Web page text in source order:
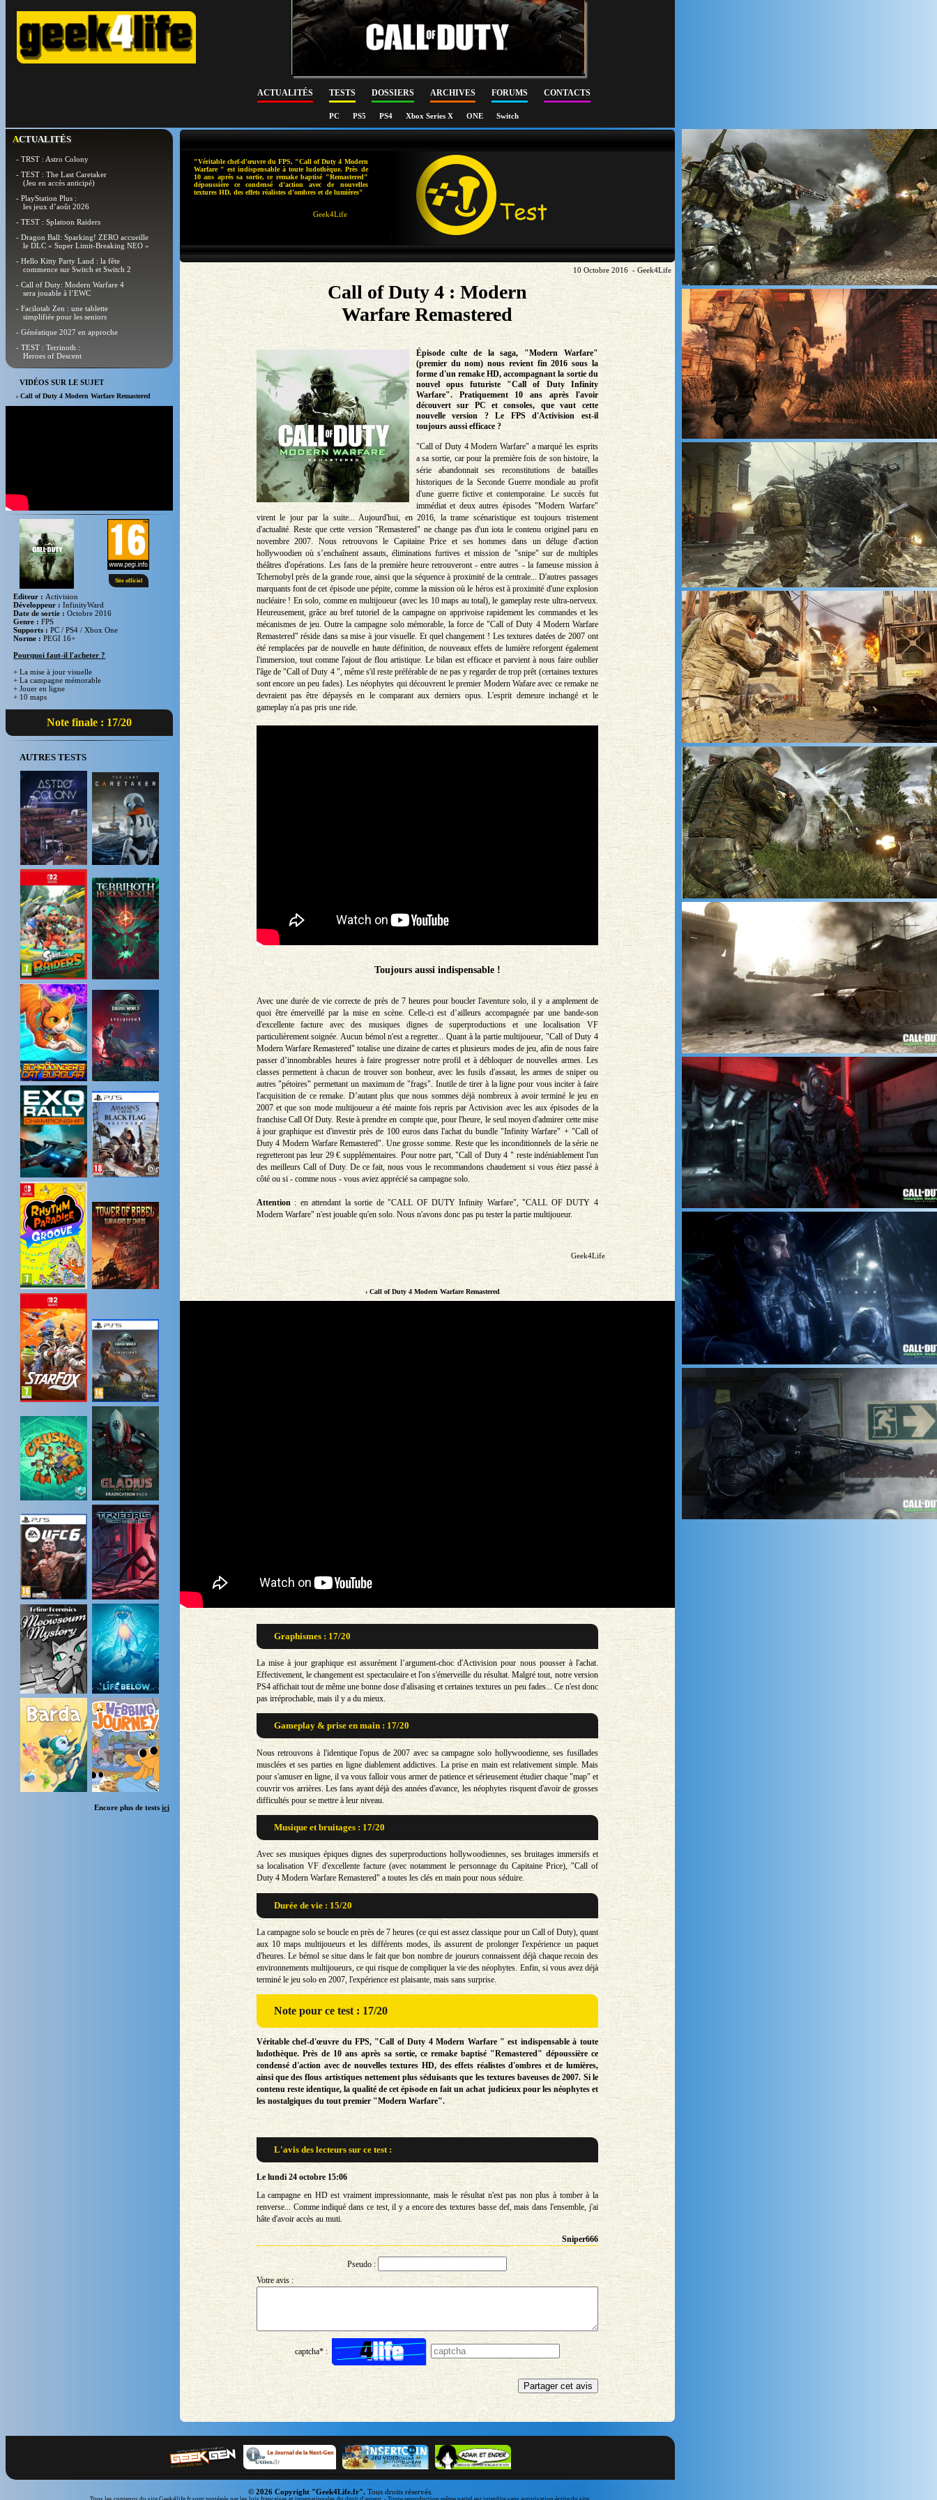
ACTUALITÉS TESTS DOSSIERS ARCHIVES FORUMS CONTACTS
PC PS5 PS4 Xbox Series X ONE Switch
ACTUALITÉS
- TRST : Astro Colony
- TEST : The Last Caretaker
(Jeu en accès anticipé)
- PlayStation Plus :
les jeux d’août 2026
- TEST : Splatoon Raiders
- Dragon Ball: Sparking! ZERO accueille
le DLC « Super Limit-Breaking NEO »
- Hello Kitty Party Land : la fête
commence sur Switch et Switch 2
- Call of Duty: Modern Warfare 4
sera jouable à l’EWC
- Facilotab Zen : une tablette
simplifiée pour les seniors
- Généatique 2027 en approche
- TEST : Terrinoth :
Heroes of Descent
VIDÉOS SUR LE SUJET
› Call of Duty 4 Modern Warfare Remastered
Site officiel
Editeur : Activision
Développeur :InfinityWard
Date de sortie :Octobre 2016
Genre :FPS
Supports :PC / PS4 / Xbox One
Norme :PEGI 16+
Pourquoi faut-il l'acheter ?
+ La mise à jour visuelle
+ La campagne mémorable
+ Jouer en ligne
+ 10 maps
Note finale : 17/20
AUTRES TESTS
Encore plus de tests ici
"Véritable chef-d'œuvre du FPS, "Call of Duty 4 Modern
Warfare " est indispensable à toute ludothèque. Près de
10 ans après sa sortie, ce remake baptisé "Remastered"
dépoussière ce condensé d'action avec de nouvelles
textures HD, des effets réalistes d'ombres et de lumières"
Geek4Life
10 Octobre 2016 - Geek4Life
Call of Duty 4 : Modern
Warfare Remastered
Épisode culte de la saga, "Modern Warfare"
(premier du nom) nous revient fin 2016 sous la
forme d'un remake HD, accompagnant la sortie du
nouvel opus futuriste "Call of Duty Infinity
Warfare". Pratiquement 10 ans après l'avoir
découvert sur PC et consoles, que vaut cette
nouvelle version ? Le FPS d'Activision est-il
toujours aussi efficace ?
"Call of Duty 4 Modern Warfare" a marqué les esprits
a sa sortie, car pour la première fois de son histoire, la
série abandonnait ses reconstitutions de batailles
historiques de la Seconde Guerre mondiale au profit
d'une guerre fictive et contemporaine. Le succès fut
immédiat et deux autres épisodes "Modern Warfare"
virent le jour par la suite... Aujourd'hui, en 2016, la trame scénaristique est toujours tristement
d'actualité. Reste que cette version "Remastered" ne change pas d'un iota le contenu originel paru en
novembre 2007. Nous retrouvons le Capitaine Price et ses hommes dans un déluge d'action
hollywoodien où s’enchaînent assauts, éliminations furtives et mission de "snipe" sur de multiples
théâtres d'opérations. Les fans de la première heure retrouveront - entre autres - la fameuse mission à
Tchernobyl près de la grande roue, ainsi que la séquence à proximité de la centrale... D'autres passages
marquants font de cet épisode une pépite, comme la mission où le héros est à proximité d'une explosion
nucléaire ! En solo, comme en multijoueur (avec les 10 maps au total), le gameplay reste ultra-nerveux.
Heureusement, grâce au bref tutoriel de la campagne on apprivoise rapidement les commandes et les
mécanismes de jeu. Outre la campagne solo mémorable, la force de "Call of Duty 4 Modern Warfare
Remastered" réside dans sa mise à jour visuelle. Et quel changement ! Les textures datées de 2007 ont
été remplacées par de nouvelle en haute définition, de nouveaux effets de lumière reforgent également
l'immersion, tout comme l'ajout de flou artistique. Le bilan est efficace et parvient à nous faire oublier
l'âge de "Call of Duty 4 ", même s'il reste préférable de ne pas y regarder de trop prêt (certaines textures
sont encore un peu fades). Les néophytes qui découvrent le premier Modern Wafare avec ce remake ne
devraient pas être dépaysés en le comparant aux derniers opus. L'esprit demeure inchangé et le
gameplay n'a pas pris une ride.
Toujours aussi indispensable !
Avec une durée de vie correcte de près de 7 heures pour boucler l'aventure solo, il y a amplement de
quoi être émerveillé par la mise en scène. Celle-ci est d’ailleurs accompagnée par une bande-son
d'excellente facture avec des musiques dignes de superproductions et une localisation VF
particulièrement soignée. Aucun bémol n'est a regretter... Quant à la partie multijoueur, "Call of Duty 4
Modern Warfare Remastered" totalise une dizaine de cartes et plusieurs modes de jeu, afin de nous faire
passer d’innombrables heures à faire progresser notre profil et à débloquer de nouvelles armes. Les
classes permettent à chacun de trouver son bonheur, avec les fusils d'assaut, les armes de sniper ou
autres "pétoires" permettant un maximum de "frags". Inutile de tirer à la ligne pour vous inciter à faire
l'acquisition de ce remake. D’autant plus que nous sommes déjà nombreux à avoir terminé le jeu en
2007 et que son mode multijoueur a été mainte fois repris par Activision avec les aux épisodes de la
franchise Call Of Duty. Reste à prendre en compte que, pour l'heure, le seul moyen d'admirer cette mise
à jour graphique est d'investir près de 100 euros dans l'achat du bundle "Infinity Warfare" + "Call of
Duty 4 Modern Warfare Remastered". Une grosse somme. Reste que les inconditionnels de la série ne
regretteront pas leur 29 € supplémentaires. Pour notre part, "Call of Duty 4 " reste indéniablement l'un
des meilleurs Call of Duty. De ce fait, nous vous le recommandons chaudement si vous étiez passé à
côté ou si - comme nous - vous aviez apprécié sa campagne solo.
Attention: en attendant la sortie de "CALL OF DUTY Infinity Warfare", "CALL OF DUTY 4
Modern Warfare" n'est jouable qu'en solo. Nous n'avons donc pas pu tester la partie multijoueur.
Geek4Life
› Call of Duty 4 Modern Warfare Remastered
Graphismes : 17/20
La mise à jour graphique est assurément l’argument-choc d'Activision pour nous pousser à l'achat.
Effectivement, le changement est spectaculaire et l'on s'émerveille du résultat. Malgré tout, notre version
PS4 affichait tout de même une bonne dose d'alisasing et certaines textures un peu fades... Ce n'est donc
pas irréprochable, mais il y a du mieux.
Gameplay & prise en main : 17/20
Nous retrouvons à l'identique l'opus de 2007 avec sa campagne solo hollywoodienne, ses fusillades
musclées et ses parties en ligne diablement addictives. La prise en main est relativement simple. Mais
pour s'amuser en ligne, il va vous falloir vous armer de patience et sérieusement étudier chaque "map" et
couvrir vos arrières. Les fans ayant déjà des années d'avance, les néophytes risquent d'avoir de grosses
difficultés pour se mettre à leur niveau.
Musique et bruitages : 17/20
Avec ses musiques épiques dignes des superproductions hollywoodiennes, ses bruitages immersifs et
sa localisation VF d'excellente facture (avec notamment le personnage du Capitaine Price), "Call of
Duty 4 Modern Warfare Remastered" a toutes les clés en main pour nous séduire.
Durée de vie : 15/20
La campagne solo se boucle en près de 7 heures (ce qui est assez classique pour un Call of Duty), quant
aux 10 maps multijoueurs et les différents modes, ils assurent de prolonger l'expérience un paquet
d'heures. Le bémol se situe dans le fait que bon nombre de joueurs connaissent déjà chaque recoin des
environnements multijoueurs, ce qui risque de compliquer la vie des néophytes. Enfin, si vous avez déjà
terminé le jeu solo en 2007, l'expérience est plaisante, mais sans surprise.
Note pour ce test : 17/20
Véritable chef-d'œuvre du FPS, "Call of Duty 4 Modern Warfare " est indispensable à toute
ludothèque. Près de 10 ans après sa sortie, ce remake baptisé "Remastered" dépoussière ce
condensé d'action avec de nouvelles textures HD, des effets réalistes d'ombres et de lumières,
ainsi que des flous artistiques nettement plus séduisants que les textures baveuses de 2007. Si le
contenu reste identique, la qualité de cet épisode en fait un achat judicieux pour les néophytes et
les nostalgiques du tout premier "Modern Warfare".
L'avis des lecteurs sur ce test :
Le lundi 24 octobre 15:06
La campagne en HD est vraiment impressionnante, mais le résultat n'est pas non plus à tomber à la
renverse... Comme indiqué dans ce test, il y a encore des textures basse def, mais dans l'ensemble, j'ai
hâte d'avoir accès au muti.
Sniper666
Pseudo :
Votre avis :
captcha* :
© 2026 Copyright "Geek4Life.fr".Tous droits réservés.